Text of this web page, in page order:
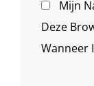
Mijn
Deze
Wanneer